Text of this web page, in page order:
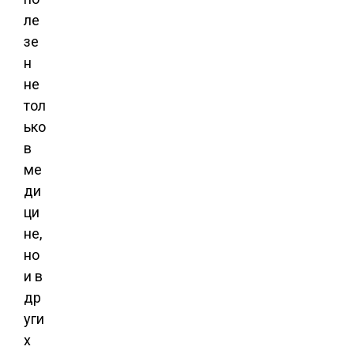
ле
зе
н
не
тол
ько
в
ме
ди
ци
не,
но
и в
др
уги
х